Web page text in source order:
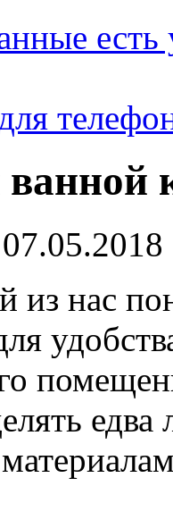
есть
07.05.2018
нас